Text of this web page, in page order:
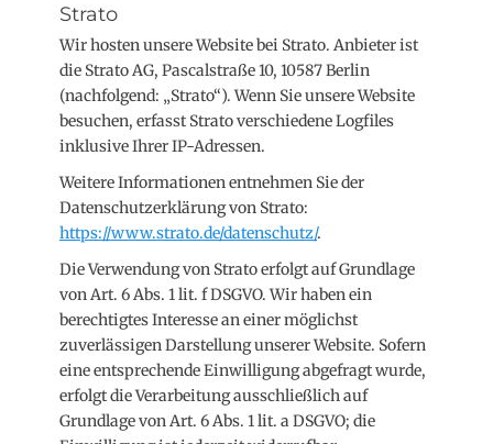
Strato
Wir hosten unsere Website bei Strato. Anbieter ist
die Strato AG, Pascalstraße 10, 10587 Berlin
(nachfolgend: „Strato“). Wenn Sie unsere Website
besuchen, erfasst Strato verschiedene Logfiles
inklusive Ihrer IP-Adressen.
Weitere Informationen entnehmen Sie der
Datenschutzerklärung von Strato:
https://www.strato.de/datenschutz/.
Die Verwendung von Strato erfolgt auf Grundlage
von Art. 6 Abs. 1 lit. f DSGVO. Wir haben ein
berechtigtes Interesse an einer möglichst
zuverlässigen Darstellung unserer Website. Sofern
eine entsprechende Einwilligung abgefragt wurde,
erfolgt die Verarbeitung ausschließlich auf
Grundlage von Art. 6 Abs. 1 lit. a DSGVO; die